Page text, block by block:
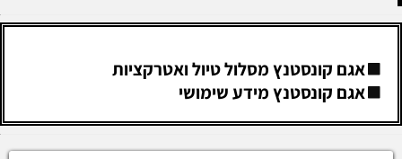
אגם קונסטנץ מסלול טיול ואטרקציות
אגם קונסטנץ מידע שימושי